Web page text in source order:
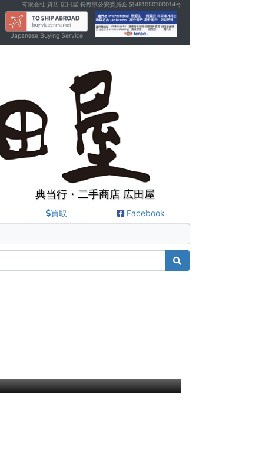
有限会社 質店 広田屋 長野県公安委員会 第481050100014号
Japanese Buying Service
典当行・二手商店 広田屋
買取 Facebook